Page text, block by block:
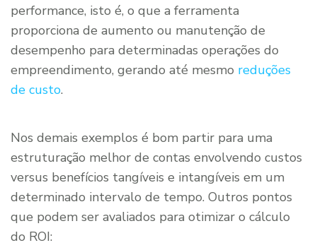
performance, isto é, o que a ferramenta
proporciona de aumento ou manutenção de
desempenho para determinadas operações do
empreendimento, gerando até mesmo reduções
de custo.
Nos demais exemplos é bom partir para uma
estruturação melhor de contas envolvendo custos
versus benefícios tangíveis e intangíveis em um
determinado intervalo de tempo. Outros pontos
que podem ser avaliados para otimizar o cálculo
do ROI: